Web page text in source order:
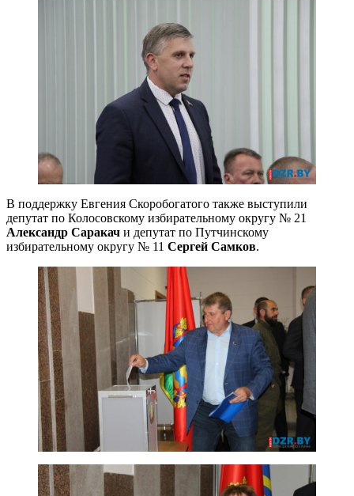
В поддержку Евгения Скоробогатого также выступили
депутат по Колосовскому избирательному округу № 21
Александр Саракач и депутат по Путчинскому
избирательному округу № 11 Сергей Самков.